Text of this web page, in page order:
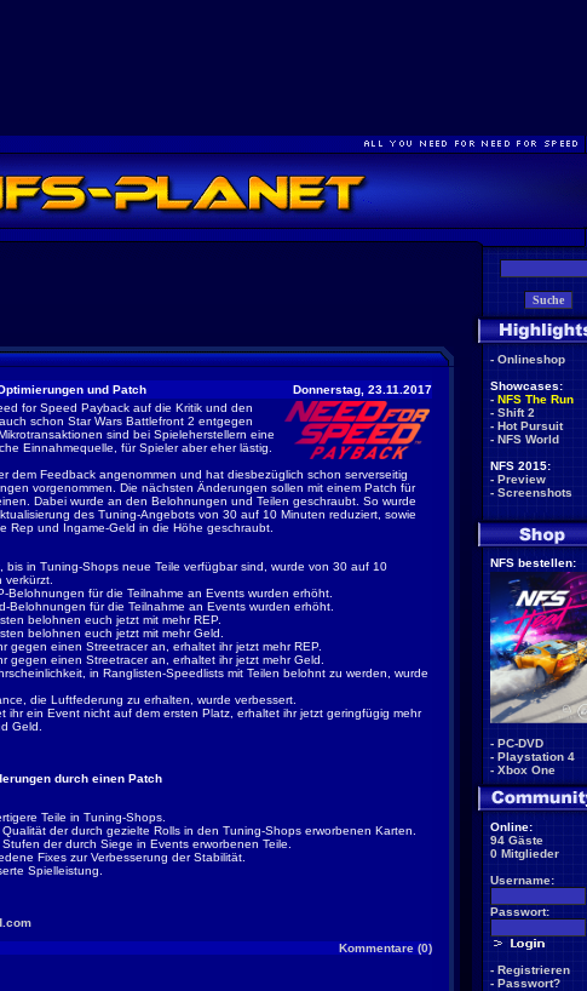
und Patch
Donnerstag, 23.11.2017
for Speed Payback auf die Kritik und den
schon Star Wars Battlefront 2 entgegen
sind bei Spieleherstellern eine
Einnahmequelle, für Spieler aber eher lästig.
dem Feedback angenommen und hat diesbezüglich schon serverseitig
vorgenommen. Die nächsten Änderungen sollen mit einem Patch für
Dabei wurde an den Belohnungen und Teilen geschraubt. So wurde
des Tuning-Angebots von 30 auf 10 Minuten reduziert, sowie
Rep und Ingame-Geld in die Höhe geschraubt.
bis in Tuning-Shops neue Teile verfügbar sind, wurde von 30 auf 10
verkürzt.
Belohnungen für die Teilnahme an Events wurden erhöht.
Belohnungen für die Teilnahme an Events wurden erhöht.
belohnen euch jetzt mit mehr REP.
belohnen euch jetzt mit mehr Geld.
gegen einen Streetracer an, erhaltet ihr jetzt mehr REP.
gegen einen Streetracer an, erhaltet ihr jetzt mehr Geld.
in Ranglisten-Speedlists mit Teilen belohnt zu werden, wurde
die Luftfederung zu erhalten, wurde verbessert.
ihr ein Event nicht auf dem ersten Platz, erhaltet ihr jetzt geringfügig mehr
Geld.
durch einen Patch
Teile in Tuning-Shops.
der durch gezielte Rolls in den Tuning-Shops erworbenen Karten.
der durch Siege in Events erworbenen Teile.
Fixes zur Verbesserung der Stabilität.
Spielleistung.
Kommentare (0)
- Onlineshop
Showcases:
- NFS The Run
- Shift 2
- Hot Pursuit
- NFS World
NFS 2015:
- Preview
- Screenshots
NFS bestellen:
- PC-DVD
- Playstation 4
- Xbox One
Online:
94 Gäste
0 Mitglieder
Username:
Passwort:
- Registrieren
- Passwort?